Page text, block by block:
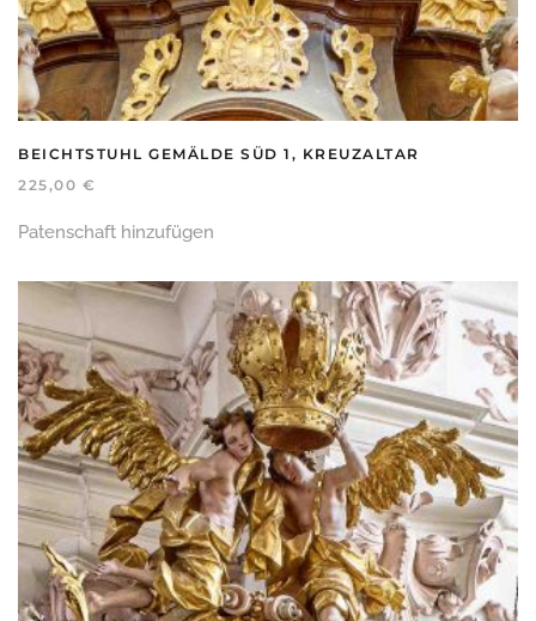
BEICHTSTUHL GEMÄLDE SÜD 1, KREUZALTAR
225,00 €
Patenschaft hinzufügen